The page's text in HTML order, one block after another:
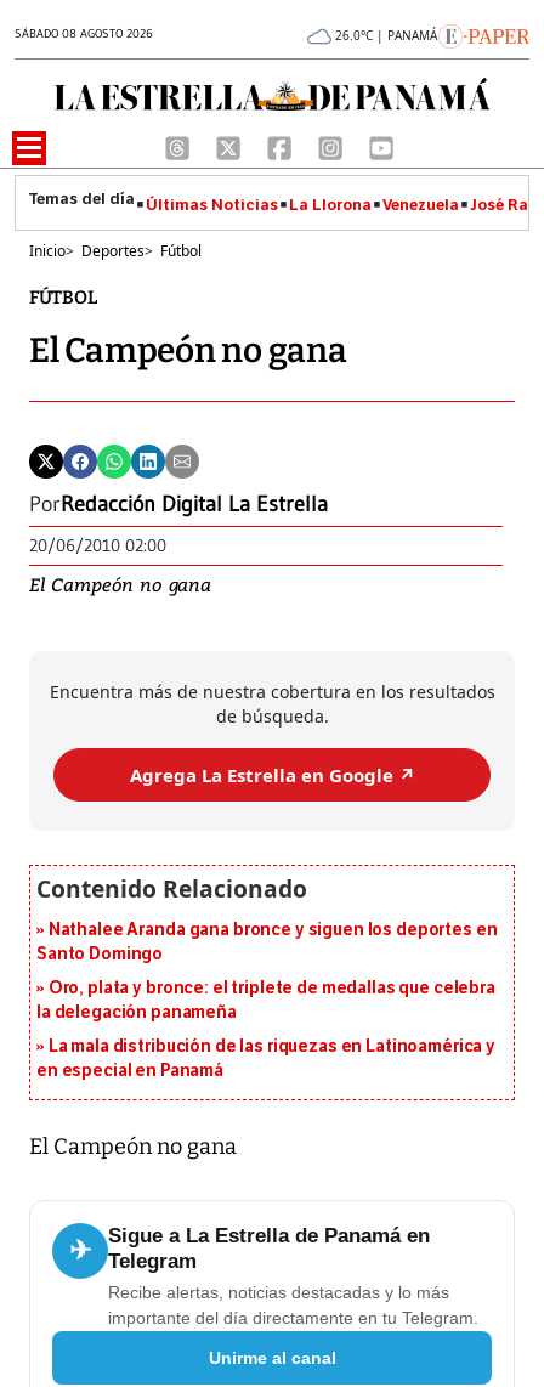
SÁBADO 08 AGOSTO 2026 26.0°C | PANAMÁ
Últimas Noticias La Llorona Venezuela José
Inicio> Deportes> Fútbol
FÚTBOL
El Campeón no gana
PorRedacción Digital La Estrella
20/06/2010 02:00
El Campeón no gana
Encuentra más de nuestra cobertura en los resultados
de búsqueda.
Agrega La Estrella en Google ↗️
Nathalee Aranda gana bronce y siguen los deportes en
Santo Domingo
Oro, plata y bronce: el triplete de medallas que celebra
la delegación panameña
La mala distribución de las riquezas en Latinoamérica y
en especial en Panamá
El Campeón no gana
✈
Sigue a La Estrella de Panamá en
Telegram
Recibe alertas, noticias destacadas y lo más
importante del día directamente en tu Telegram.
Unirme al canal